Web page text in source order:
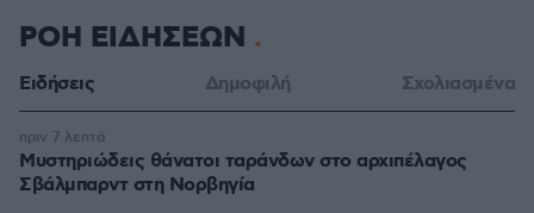
ΡΟΗ ΕΙΔΗΣΕΩΝ
Ειδήσεις Δημοφιλή Σχολιασμένα
Μυστηριώδεις θάνατοι ταράνδων στο αρχιπέλαγος
Σβάλμπαρντ στη Νορβηγία
πριν 7 λεπτά